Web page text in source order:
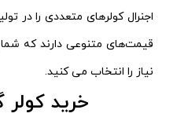
اجنرال کولرهای متعددی را در
قیمت‌های متنوعی دارند که
نیاز را انتخاب می کنید.
خرید کولر